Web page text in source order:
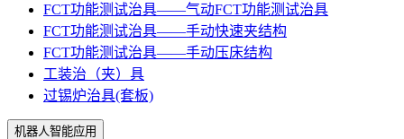
FCT功能测试治具——气动FCT功能测试治具
FCT功能测试治具——手动快速夹结构
FCT功能测试治具——手动压床结构
工装治（夹）具
过锡炉治具(套板)
机器人智能应用